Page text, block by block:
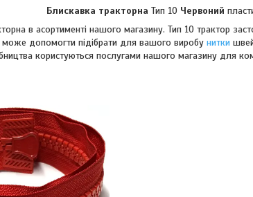
Блискавка тракторна Тип 10 Червоний
в асортименті нашого магазину. Тип 10 трактор
допомогти підібрати для вашого виробу нитки
користуються послугами нашого магазину для